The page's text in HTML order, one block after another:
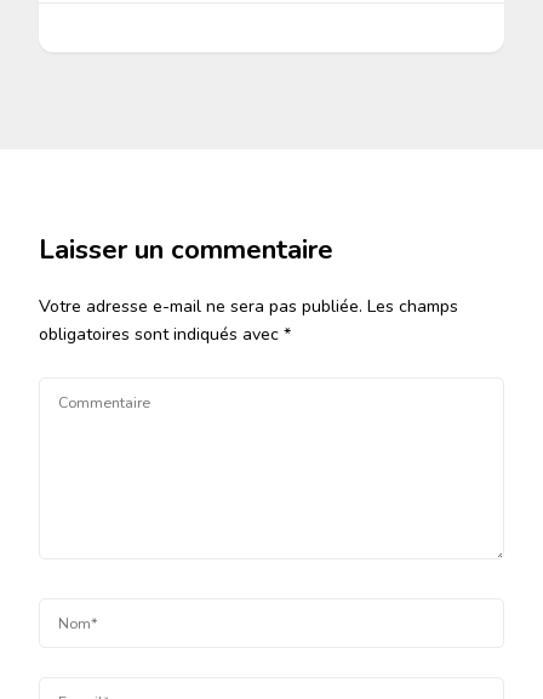
Laisser un commentaire
Votre adresse e-mail ne sera pas publiée. Les champs
obligatoires sont indiqués avec *